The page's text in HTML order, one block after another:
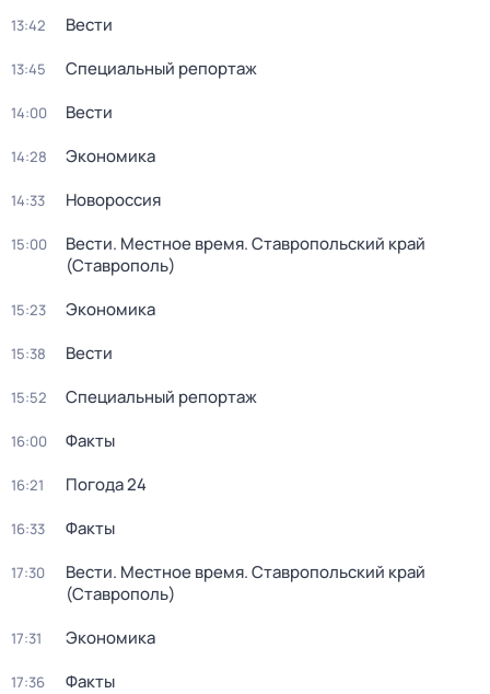
13:42 Вести
13:45 Специальный репортаж
14:00 Вести
14:28 Экономика
14:33 Новороссия
15:00
Вести. Местное время. Ставропольский край
(Ставрополь)
15:23 Экономика
15:38 Вести
15:52 Специальный репортаж
16:00 Факты
16:21 Погода 24
16:33 Факты
17:30
Вести. Местное время. Ставропольский край
(Ставрополь)
17:31 Экономика
17:36 Факты